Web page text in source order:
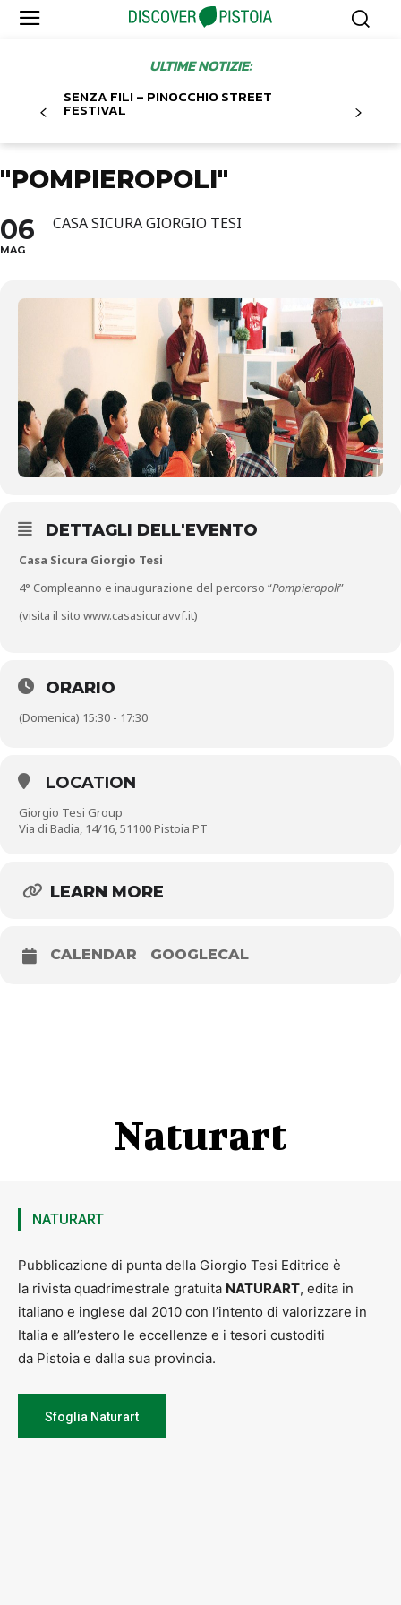
ULTIME NOTIZIE:
SENZA FILI – PINOCCHIO STREET
FESTIVAL
"POMPIEROPOLI"
06
MAG
CASA SICURA GIORGIO TESI
DETTAGLI DELL'EVENTO
Casa Sicura Giorgio Tesi
4° Compleanno e inaugurazione del percorso “Pompieropoli”
(visita il sito www.casasicuravvf.it)
ORARIO
(Domenica) 15:30 - 17:30
LOCATION
Giorgio Tesi Group
Via di Badia, 14/16, 51100 Pistoia PT
LEARN MORE
CALENDAR GOOGLECAL
Naturart
NATURART
Pubblicazione di punta della Giorgio Tesi Editrice è
la rivista quadrimestrale gratuita NATURART, edita in
italiano e inglese dal 2010 con l’intento di valorizzare in
Italia e all’estero le eccellenze e i tesori custoditi
da Pistoia e dalla sua provincia.
Sfoglia Naturart